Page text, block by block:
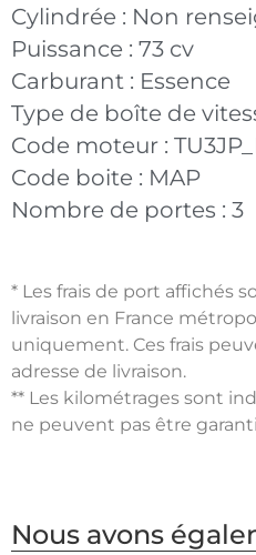
Cylindrée : Non
Puissance : 73 cv
Carburant : Essence
Type de boîte de
Code moteur :
Code boite : MAP
Nombre de portes : 3
* Les frais de port affichés
livraison en France
uniquement. Ces frais
adresse de livraison.
** Les kilométrages sont
ne peuvent pas être
Nous avons